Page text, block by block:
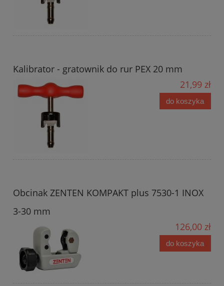
Kalibrator - gratownik do rur PEX 20 mm
21,99 zł
do koszyka
Obcinak ZENTEN KOMPAKT plus 7530-1 INOX
3-30 mm
126,00 zł
do koszyka